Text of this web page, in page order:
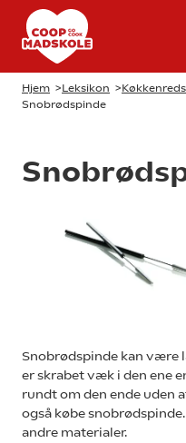
Hjem >Leksikon >
Snobrødspinde
Snobrødspinde kan være
er skrabet væk i den ene
rundt om den ende uden
også købe
andre materialer.